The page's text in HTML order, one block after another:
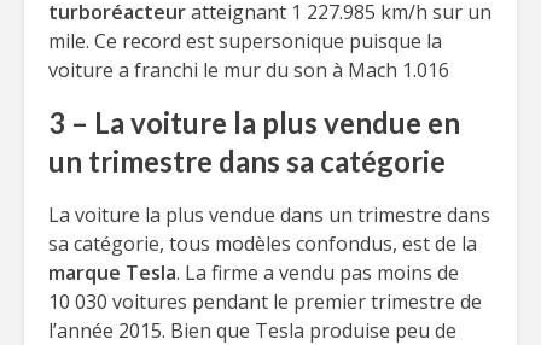
turboréacteuratteignant 1 227.985 km/h sur un
mile. Ce record est supersonique puisque la
voiture a franchi le mur du son à Mach 1.016
3 – La voiture la plus vendue en
un trimestre dans sa catégorie
La voiture la plus vendue dans un trimestre dans
sa catégorie, tous modèles confondus, est de la
marque Tesla. La firme a vendu pas moins de
10 030 voitures pendant le premier trimestre de
l’année 2015. Bien que Tesla produise peu de